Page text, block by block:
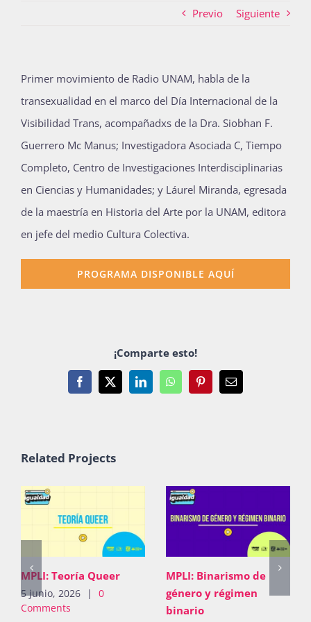
La Boletina
Blog
Recursos
Súmate
Bienvenida generación 2027-1
Previo Siguiente
Primer movimiento de Radio UNAM, habla de la
transexualidad en el marco del Día Internacional de la
Visibilidad Trans, acompañadxs de la Dra. Siobhan F.
Guerrero Mc Manus; Investigadora Asociada C, Tiempo
Completo, Centro de Investigaciones Interdisciplinarias
en Ciencias y Humanidades; y Láurel Miranda, egresada
de la maestría en Historia del Arte por la UNAM, editora
en jefe del medio Cultura Colectiva.
PROGRAMA DISPONIBLE AQUÍ
¡Comparte esto!
Facebook
X LinkedInWhatsAppPinterestEmail
Related Projects
MPLI: Teoría Queer
5 junio, 2026 |
0
Comments
MPLI: Binarismo de
género y régimen
binario